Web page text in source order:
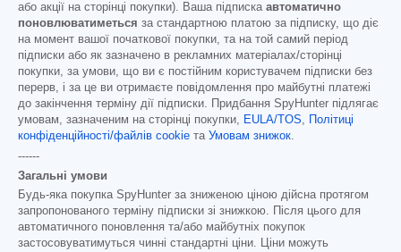
або акції на сторінці покупки). Ваша підписка автоматично
поновлюватиметься за стандартною платою за підписку, що діє
на момент вашої початкової покупки, та на той самий період
підписки або як зазначено в рекламних матеріалах/сторінці
покупки, за умови, що ви є постійним користувачем підписки без
перерв, і за це ви отримаєте повідомлення про майбутні платежі
до закінчення терміну дії підписки. Придбання SpyHunter підлягає
умовам, зазначеним на сторінці покупки, EULA/TOS,
Політиці
конфіденційності/файлів cookie та Умовам знижок.
------
Загальні умови
Будь-яка покупка SpyHunter за зниженою ціною дійсна протягом
запропонованого терміну підписки зі знижкою. Після цього для
автоматичного поновлення та/або майбутніх покупок
застосовуватимуться чинні стандартні ціни. Ціни можуть